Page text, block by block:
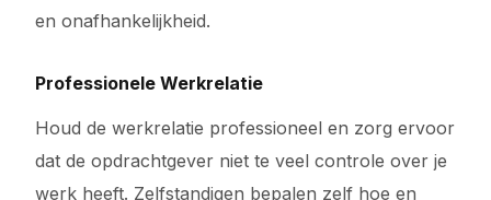
en onafhankelijkheid.
Professionele Werkrelatie
Houd de werkrelatie professioneel en zorg ervoor
dat de opdrachtgever niet te veel controle over je
werk heeft. Zelfstandigen bepalen zelf hoe en